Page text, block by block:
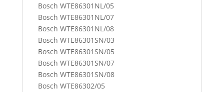
Bosch WTE86301NL/05
Bosch WTE86301NL/07
Bosch WTE86301NL/08
Bosch WTE86301SN/03
Bosch WTE86301SN/05
Bosch WTE86301SN/07
Bosch WTE86301SN/08
Bosch WTE86302/05